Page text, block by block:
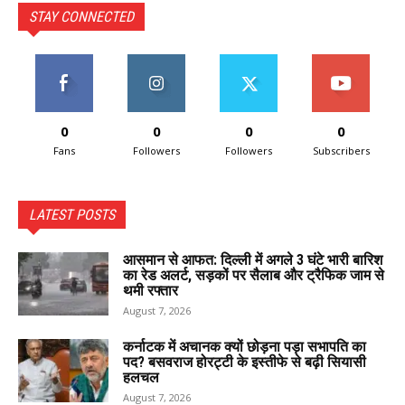
STAY CONNECTED
0
Fans
0
Followers
0
Followers
0
Subscribers
LATEST POSTS
आसमान से आफत: दिल्ली में अगले 3 घंटे भारी बारिश
का रेड अलर्ट, सड़कों पर सैलाब और ट्रैफिक जाम से
थमी रफ्तार
August 7, 2026
कर्नाटक में अचानक क्यों छोड़ना पड़ा सभापति का
पद? बसवराज होरट्टी के इस्तीफे से बढ़ी सियासी
हलचल
August 7, 2026